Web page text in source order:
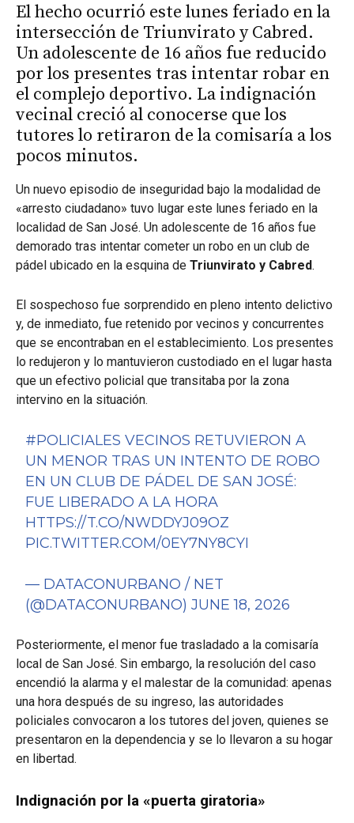
El hecho ocurrió este lunes feriado en la
intersección de Triunvirato y Cabred.
Un adolescente de 16 años fue reducido
por los presentes tras intentar robar en
el complejo deportivo. La indignación
vecinal creció al conocerse que los
tutores lo retiraron de la comisaría a los
pocos minutos.
Un nuevo episodio de inseguridad bajo la modalidad de
«arresto ciudadano» tuvo lugar este lunes feriado en la
localidad de San José. Un adolescente de 16 años fue
demorado tras intentar cometer un robo en un club de
pádel ubicado en la esquina de Triunvirato y Cabred.
El sospechoso fue sorprendido en pleno intento delictivo
y, de inmediato, fue retenido por vecinos y concurrentes
que se encontraban en el establecimiento. Los presentes
lo redujeron y lo mantuvieron custodiado en el lugar hasta
que un efectivo policial que transitaba por la zona
intervino en la situación.
#POLICIALES VECINOS RETUVIERON A
UN MENOR TRAS UN INTENTO DE ROBO
EN UN CLUB DE PÁDEL DE SAN JOSÉ:
FUE LIBERADO A LA HORA
HTTPS://T.CO/NWDDYJ09OZ
PIC.TWITTER.COM/0EY7NY8CYI
— DATACONURBANO / NET
(@DATACONURBANO)JUNE 18, 2026
Posteriormente, el menor fue trasladado a la comisaría
local de San José. Sin embargo, la resolución del caso
encendió la alarma y el malestar de la comunidad: apenas
una hora después de su ingreso, las autoridades
policiales convocaron a los tutores del joven, quienes se
presentaron en la dependencia y se lo llevaron a su hogar
en libertad.
Indignación por la «puerta giratoria»